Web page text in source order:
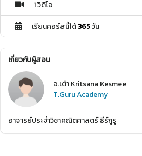
1 วิดีโอ
เรียนคอร์สนี้ได้365วัน
เกี่ยวกับผู้สอน
อ.เต๋า Kritsana Kesmee
T.Guru Academy
อาจารย์ประจำวิชาคณิตศาสตร์ ธีร์กูรู